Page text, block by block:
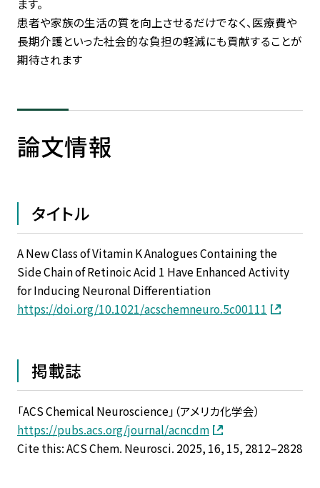
ます。
患者や家族の生活の質を向上させるだけでなく、医療費や
長期介護といった社会的な負担の軽減にも貢献することが
期待されます
論⽂情報
タイトル
A New Class of Vitamin K Analogues Containing the
Side Chain of Retinoic Acid 1 Have Enhanced Activity
for Inducing Neuronal Differentiation
https://doi.org/10.1021/acschemneuro.5c00111
掲載誌
「ACS Chemical Neuroscience」（アメリカ化学会）
https://pubs.acs.org/journal/acncdm
Cite this: ACS Chem. Neurosci. 2025, 16, 15, 2812–2828